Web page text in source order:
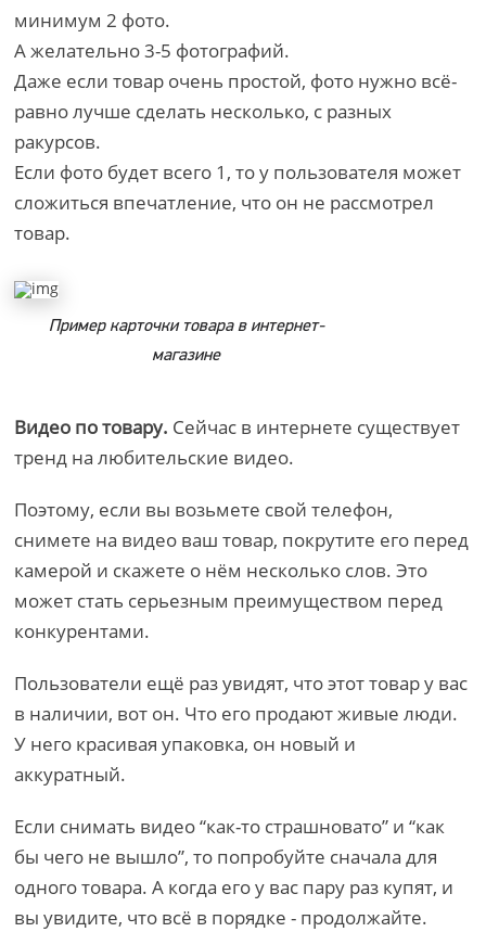
минимум 2 фото.
А желательно 3-5 фотографий.
Даже если товар очень простой, фото нужно всё-
равно лучше сделать несколько, с разных
ракурсов.
Если фото будет всего 1, то у пользователя может
сложиться впечатление, что он не рассмотрел
товар.
Пример карточки товара в интернет-
магазине
Видео по товару. Сейчас в интернете существует
тренд на любительские видео.
Поэтому, если вы возьмете свой телефон,
снимете на видео ваш товар, покрутите его перед
камерой и скажете о нём несколько слов. Это
может стать серьезным преимуществом перед
конкурентами.
Пользователи ещё раз увидят, что этот товар у вас
в наличии, вот он. Что его продают живые люди.
У него красивая упаковка, он новый и
аккуратный.
Если снимать видео “как-то страшновато” и “как
бы чего не вышло”, то попробуйте сначала для
одного товара. А когда его у вас пару раз купят, и
вы увидите, что всё в порядке - продолжайте.